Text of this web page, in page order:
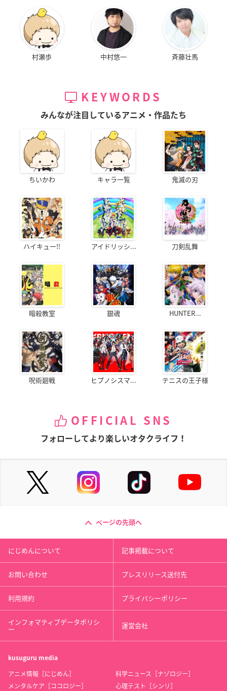
村瀬歩 中村悠一 斉藤壮馬
KEYWORDS
みんなが注目しているアニメ・作品たち
ちいかわ キャラ一覧 鬼滅の刃
ハイキュー!! アイドリッシ... 刀剣乱舞
暗殺教室 銀魂 HUNTER...
呪術廻戦 ヒプノシスマ... テニスの王子様
OFFICIAL SNS
フォローしてより楽しいオタクライフ！
ページの先頭へ
にじめんについて 記事掲載について
お問い合わせ プレスリリース送付先
利用規約 プライバシーポリシー
インフォマティブデータポリシ
ー 運営会社
kusuguru media
アニメ情報［にじめん］
科学ニュース［ナゾロジー］
メンタルケア［ココロジー］
心理テスト［シンリ］